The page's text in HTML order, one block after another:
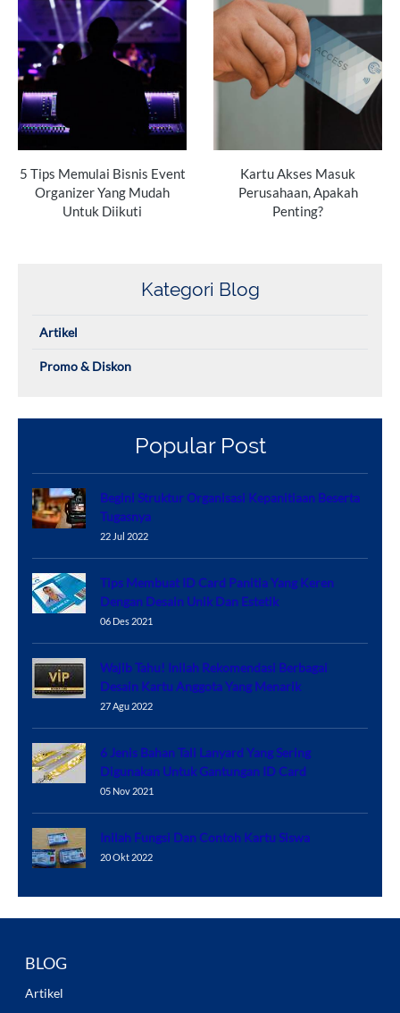
5 Tips Memulai Bisnis Event
Organizer Yang Mudah
Untuk Diikuti
Kartu Akses Masuk
Perusahaan, Apakah
Penting?
Kategori Blog
Artikel
Promo & Diskon
Popular Post
Begini Struktur Organisasi Kepanitiaan Beserta
Tugasnya
22 Jul 2022
Tips Membuat ID Card Panitia Yang Keren
Dengan Desain Unik Dan Estetik
06 Des 2021
Wajib Tahu! Inilah Rekomendasi Berbagai
Desain Kartu Anggota Yang Menarik
27 Agu 2022
6 Jenis Bahan Tali Lanyard Yang Sering
Digunakan Untuk Gantungan ID Card
05 Nov 2021
Inilah Fungsi Dan Contoh Kartu Siswa
20 Okt 2022
BLOG
Artikel